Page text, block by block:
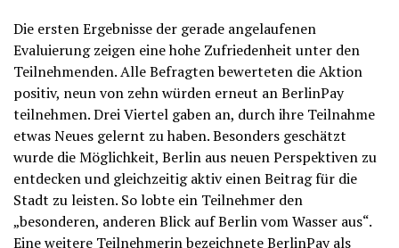
Die ersten Ergebnisse der gerade angelaufenen
Evaluierung zeigen eine hohe Zufriedenheit unter den
Teilnehmenden. Alle Befragten bewerteten die Aktion
positiv, neun von zehn würden erneut an BerlinPay
teilnehmen. Drei Viertel gaben an, durch ihre Teilnahme
etwas Neues gelernt zu haben. Besonders geschätzt
wurde die Möglichkeit, Berlin aus neuen Perspektiven zu
entdecken und gleichzeitig aktiv einen Beitrag für die
Stadt zu leisten. So lobte ein Teilnehmer den
„besonderen, anderen Blick auf Berlin vom Wasser aus“.
Eine weitere Teilnehmerin bezeichnete BerlinPay als